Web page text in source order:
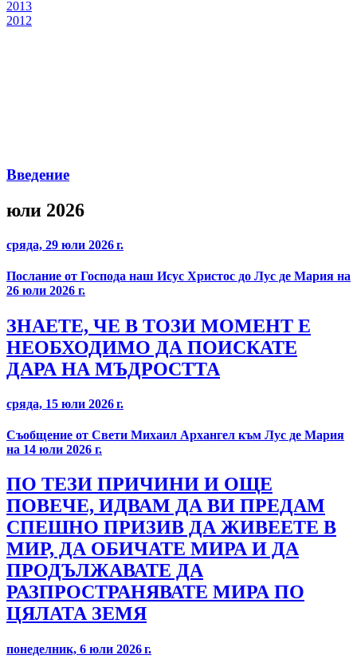
2013
2012
Введение
юли 2026
сряда, 29 юли 2026 г.
Послание от Господа наш Исус Христос до Лус де Мария на
26 юли 2026 г.
ЗНАЕТЕ, ЧЕ В ТОЗИ МОМЕНТ Е
НЕОБХОДИМО ДА ПОИСКАТЕ
ДАРА НА МЪДРОСТТА
сряда, 15 юли 2026 г.
Съобщение от Свети Михаил Архангел към Лус де Мария
на 14 юли 2026 г.
ПО ТЕЗИ ПРИЧИНИ И ОЩЕ
ПОВЕЧЕ, ИДВАМ ДА ВИ ПРЕДАМ
СПЕШНО ПРИЗИВ ДА ЖИВЕЕТЕ В
МИР, ДА ОБИЧАТЕ МИРА И ДА
ПРОДЪЛЖАВАТЕ ДА
РАЗПРОСТРАНЯВАТЕ МИРА ПО
ЦЯЛАТА ЗЕМЯ
понеделник, 6 юли 2026 г.